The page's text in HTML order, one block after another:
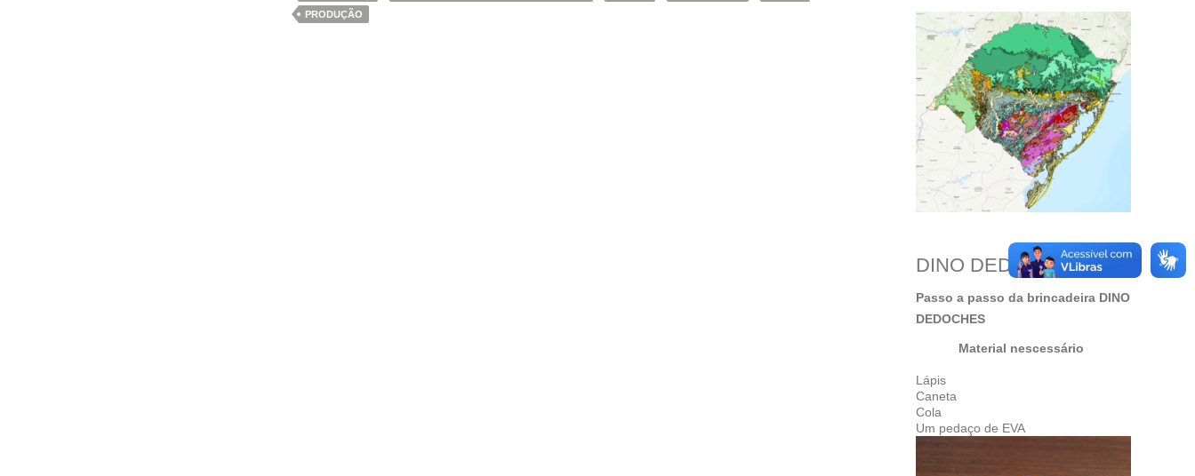
PRODUÇÃO
DINO DEDOCHES
Passo a passo da brincadeira DINO
DEDOCHES
Material nescessário
Lápis
Caneta
Cola
Um pedaço de EVA